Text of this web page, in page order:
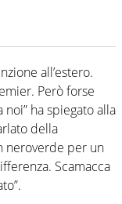
all’estero.
Però forse
ha spiegato alla
della
neroverde per un
Scamacca